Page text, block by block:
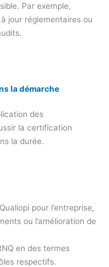
Par exemple,
jour réglementaires ou
la démarche
des
la certification
la durée.
pour l’entreprise,
ou l’amélioration de
en des termes
respectifs.